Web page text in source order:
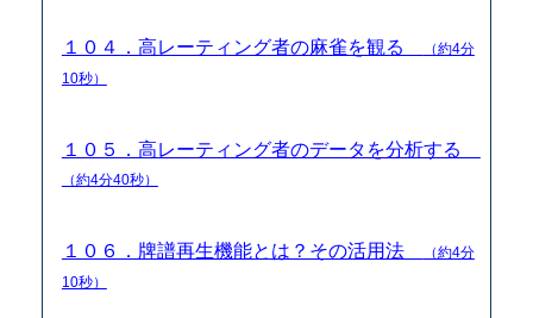
１０４．高レーティング者の麻雀を観る
（約4分
10秒）
１０５．高レーティング者のデータを分析する
（約4分40秒）
１０６．牌譜再生機能とは？その活用法
（約4分
10秒）